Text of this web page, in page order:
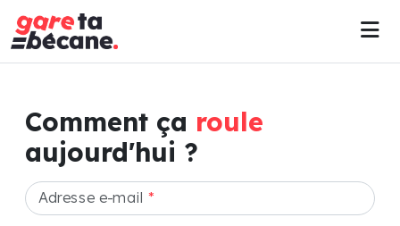
Comment ça roule
aujourd'hui ?
Adresse e-mail *